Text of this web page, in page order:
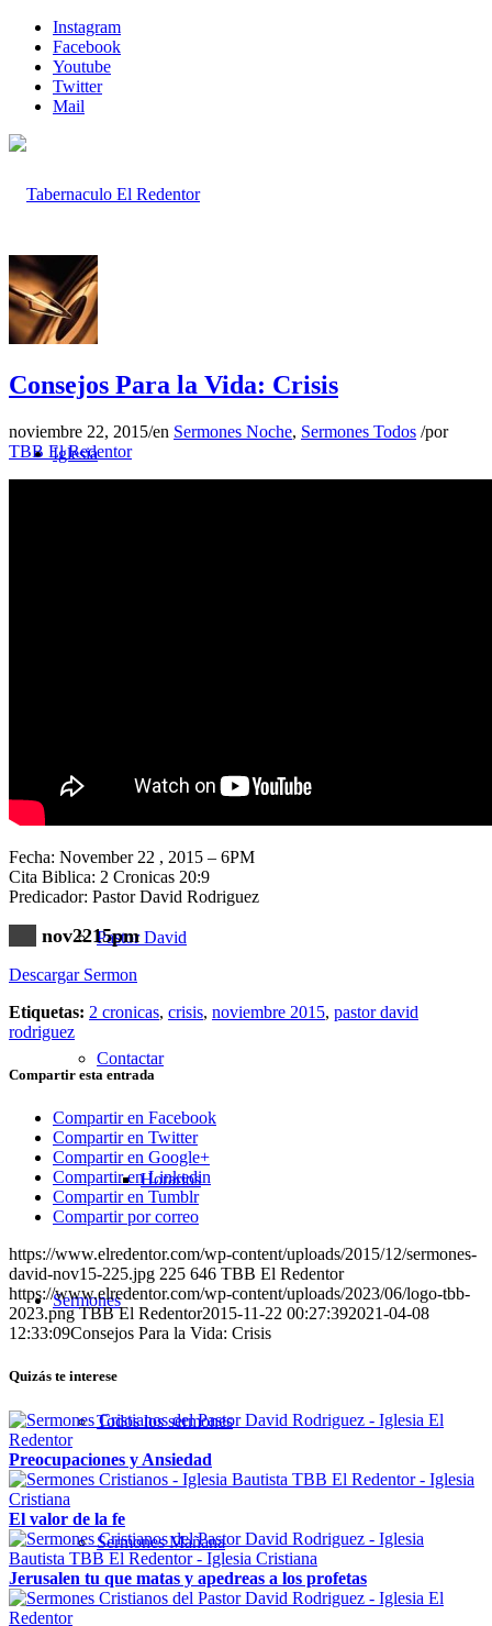
Instagram
Facebook
Youtube
Twitter
Mail
Inicio
Iglesia
Pastor David
Contactar
Horarios
Sermones
Todos los sermones
Sermones Mañana
Consejos Para la Vida: Crisis
noviembre 22, 2015/en Sermones Noche, Sermones Todos /por
TBB El Redentor
Fecha: November 22 , 2015 – 6PM
Cita Biblica: 2 Cronicas 20:9
Predicador: Pastor David Rodriguez
nov2215pm
Descargar Sermon
Etiquetas: 2 cronicas, crisis, noviembre 2015, pastor david
rodriguez
Compartir esta entrada
Compartir en Facebook
Compartir en Twitter
Compartir en Google+
Compartir en Linkedin
Compartir en Tumblr
Compartir por correo
https://www.elredentor.com/wp-content/uploads/2015/12/sermones-
david-nov15-225.jpg 225 646 TBB El Redentor
https://www.elredentor.com/wp-content/uploads/2023/06/logo-tbb-
2023.png TBB El Redentor2015-11-22 00:27:392021-04-08
12:33:09Consejos Para la Vida: Crisis
Quizás te interese
Preocupaciones y Ansiedad
El valor de la fe
Jerusalen tu que matas y apedreas a los profetas